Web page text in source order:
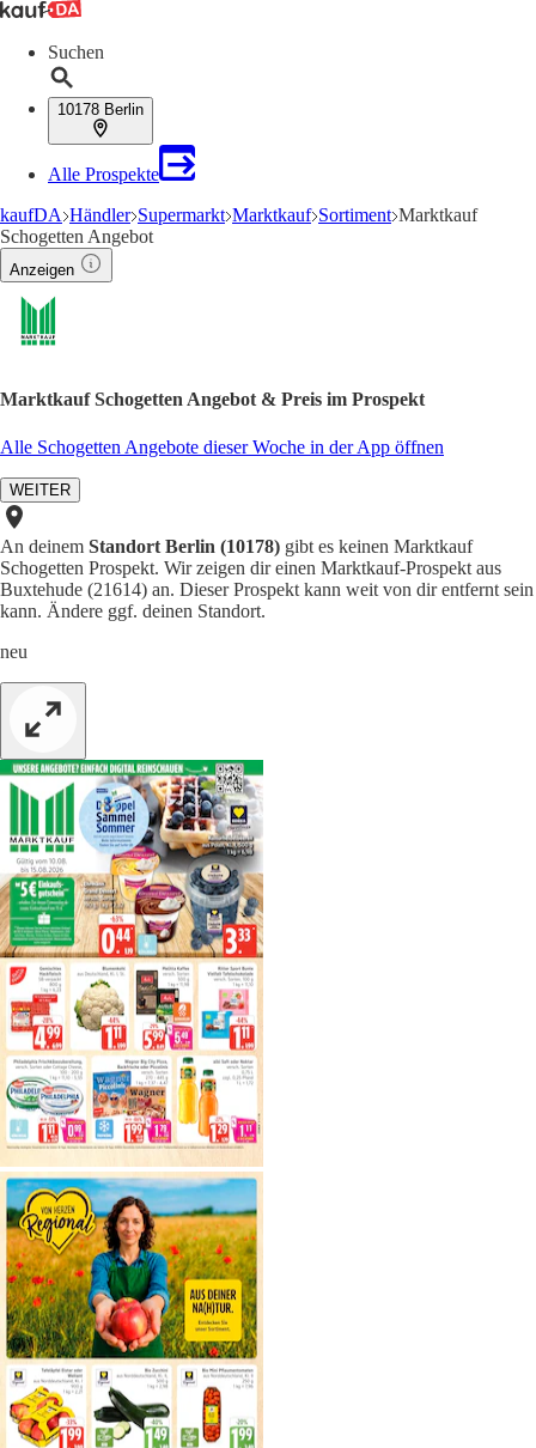
Suchen
10178 Berlin
Alle Prospekte
kaufDA Händler Supermarkt Marktkauf Sortiment Marktkauf
Schogetten Angebot
Anzeigen
Marktkauf Schogetten Angebot & Preis im Prospekt
Alle Schogetten Angebote dieser Woche in der App öffnen
WEITER
An deinem Standort Berlin (10178) gibt es keinen Marktkauf
Schogetten Prospekt. Wir zeigen dir einen Marktkauf-Prospekt aus
Buxtehude (21614) an. Dieser Prospekt kann weit von dir entfernt sein
kann. Ändere ggf. deinen Standort.
neu